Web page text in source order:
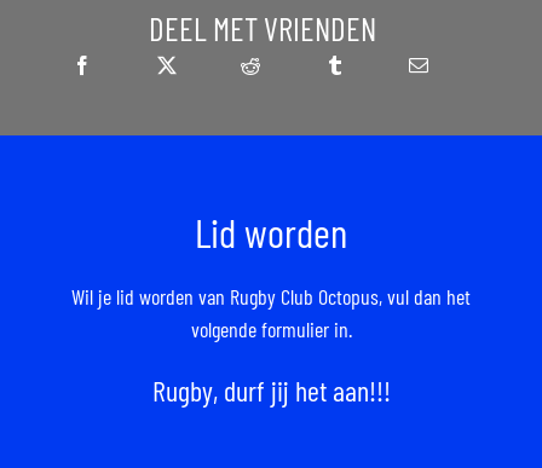
DEEL MET VRIENDEN
Lid worden
Wil je lid worden van Rugby Club Octopus,vul dan het
volgende formulier in.
Rugby, durf jij het aan!!!